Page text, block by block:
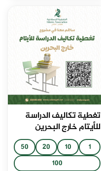
تغطية تكاليف الدراسة
للأيتام خارج البحرين
1
10
20
50
100